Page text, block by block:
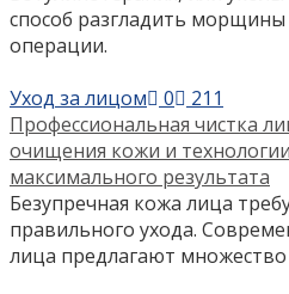
способ разгладить
операции.
Уход за лицом
0
211
Профессиональная чистка
очищения кожи и
максимального результата
Безупречная кожа лица
правильного ухода.
лица предлагают множество